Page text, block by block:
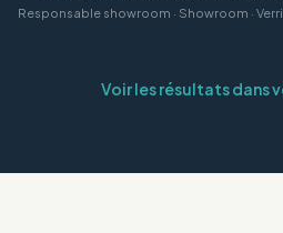
Responsable showroom · Showroom ·
Voir les résultats dans